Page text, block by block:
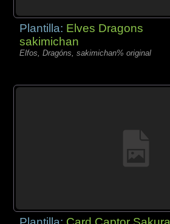
Plantilla: Elves Dragons
sakimichan
Elfos, Dragóns, sakimichan% original